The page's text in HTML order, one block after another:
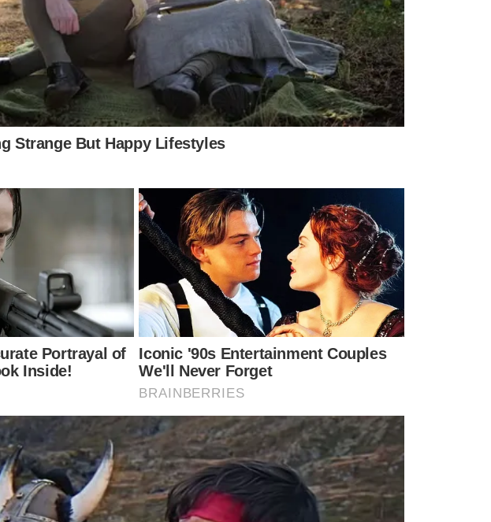
Strange But Happy Lifestyles
Portrayal of
Inside!
Iconic '90s Entertainment Couples
We'll Never Forget
BRAINBERRIES